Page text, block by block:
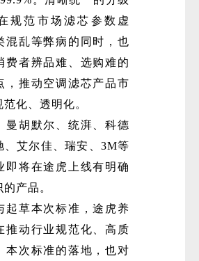
规范市场滤芯参数虚
混乱等弊病的同时，也
费者辨品难、选购难的
，推动空调滤芯产品市
化、透明化。
曼胡默尔、统湃、科德
、艾尔佳、瑞安、3M等
即将在途虎上线有明确
产品。
起草本次标准，途虎养
推动行业规范化、高质
本次标准的落地，也对